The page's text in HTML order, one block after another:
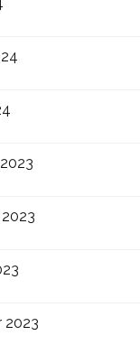
2023